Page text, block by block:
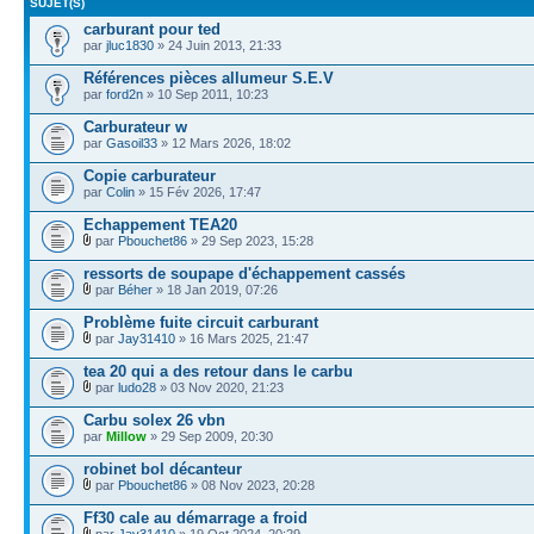
carburant pour ted
par jluc1830 » 24 Juin 2013, 21:33
Références pièces allumeur S.E.V
par ford2n » 10 Sep 2011, 10:23
Carburateur w
par Gasoil33 » 12 Mars 2026, 18:02
Copie carburateur
par Colin » 15 Fév 2026, 17:47
Echappement TEA20
par Pbouchet86 » 29 Sep 2023, 15:28
ressorts de soupape d'échappement cassés
par Béher » 18 Jan 2019, 07:26
Problème fuite circuit carburant
par Jay31410 » 16 Mars 2025, 21:47
tea 20 qui a des retour dans le carbu
par ludo28 » 03 Nov 2020, 21:23
Carbu solex 26 vbn
par Millow » 29 Sep 2009, 20:30
robinet bol décanteur
par Pbouchet86 » 08 Nov 2023, 20:28
Ff30 cale au démarrage a froid